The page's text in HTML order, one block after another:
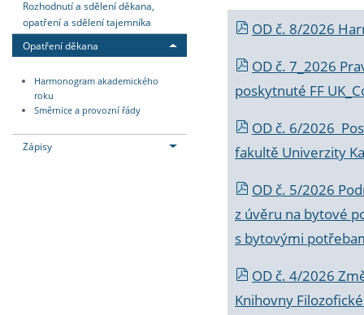
Rozhodnutí a sdělení děkana,
opatření a sdělení tajemníka
Opatření děkana
Harmonogram akademického
roku
Směrnice a provozní řády
Zápisy
OD č. 8/2026
OD č. 7_2026
poskytnuté FF
OD č. 6/2026
fakultě Univerzity
OD č. 5/2026
z úvěru na bytové
s bytovými
OD č. 4/2026
Knihovny